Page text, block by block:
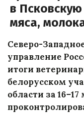
в Псковскую
мяса,
Северо-
управление
итоги
белорусском
области за